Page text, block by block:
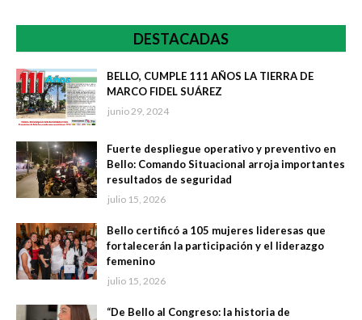
DESTACADAS
BELLO, CUMPLE 111 AÑOS LA TIERRA DE
MARCO FIDEL SUÁREZ
junio 29, 2024
Fuerte despliegue operativo y preventivo en
Bello: Comando Situacional arroja importantes
resultados de seguridad
julio 15, 2026
Bello certificó a 105 mujeres lideresas que
fortalecerán la participación y el liderazgo
femenino
julio 15, 2026
“De Bello al Congreso: la historia de